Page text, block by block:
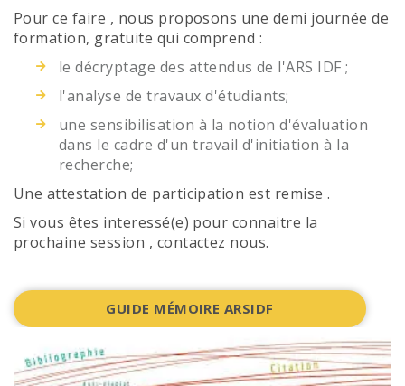
Pour ce faire , nous proposons une demi journée de
formation, gratuite qui comprend :
le décryptage des attendus de l'ARS IDF ;
l'analyse de travaux d'étudiants;
une sensibilisation à la notion d'évaluation
dans le cadre d'un travail d'initiation à la
recherche;
Une attestation de participation est remise .
Si vous êtes interessé(e) pour connaitre la
prochaine session , contactez nous.
GUIDE MÉMOIRE ARSIDF